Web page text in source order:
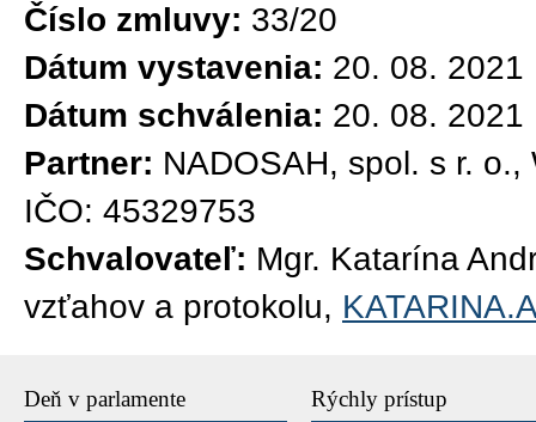
Číslo zmluvy: 33/20
Dátum vystavenia: 20. 08. 2021
Dátum schválenia: 20. 08. 2021
Partner: NADOSAH, spol. s r.
IČO: 45329753
Schvalovateľ: Mgr. Katarína
vzťahov a protokolu,
Deň v parlamente Rýchly prístup